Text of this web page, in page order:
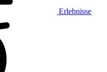
Erlebnisse